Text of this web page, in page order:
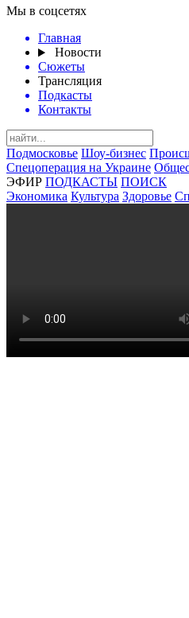
Мы в соцсетях
Главная
Новости
Сюжеты
Трансляция
Подкасты
Контакты
Подмосковье Шоу-бизнес
Спецоперация на Украине
ЭФИР ПОДКАСТЫ ПОИСК
Экономика Культура Здоровье